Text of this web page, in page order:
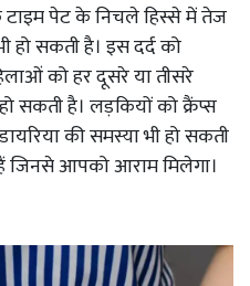
पेट के निचले हिस्से में तेज
हो सकती है। इस दर्द को
को हर दूसरे या तीसरे
सकती है। लड़कियों को क्रैंप्स
की समस्या भी हो सकती
आपको आराम मिलेगा।